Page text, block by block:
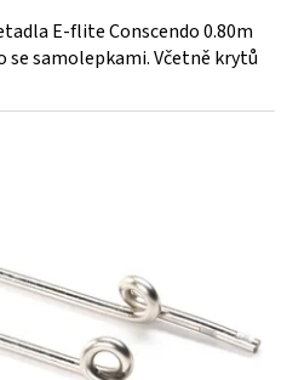
E-flite Conscendo 0.80m
se samolepkami. Včetně krytů